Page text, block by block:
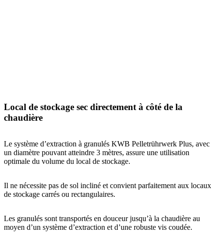
Local de stockage sec directement à côté de la
chaudière
Le système d’extraction à granulés KWB Pelletrührwerk Plus, avec
un diamètre pouvant atteindre 3 mètres, assure une utilisation
optimale du volume du local de stockage.
Il ne nécessite pas de sol incliné et convient parfaitement aux locaux
de stockage carrés ou rectangulaires.
Les granulés sont transportés en douceur jusqu’à la chaudière au
moyen d’un système d’extraction et d’une robuste vis coudée.